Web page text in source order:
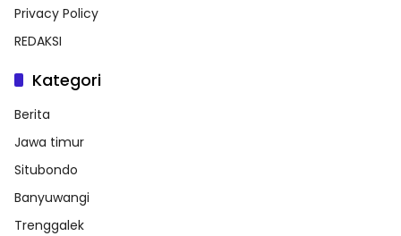
Privacy Policy
REDAKSI
Kategori
Berita
Jawa timur
Situbondo
Banyuwangi
Trenggalek